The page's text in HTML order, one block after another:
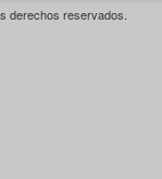
derechos reservados.